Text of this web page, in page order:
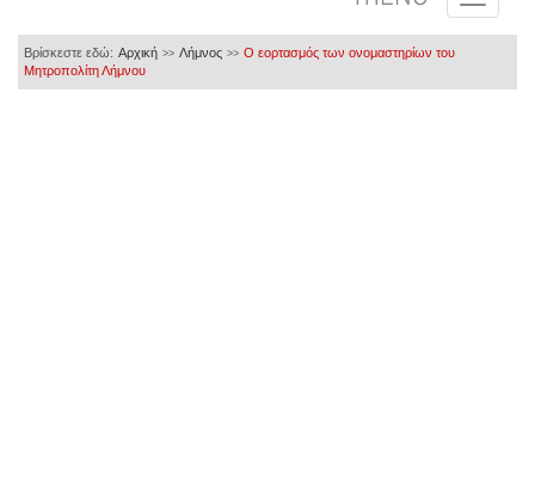
Βρίσκεστε εδώ: Αρχική >> Λήμνος >> Ο εορτασμός των ονομαστηρίων του
Μητροπολίτη Λήμνου